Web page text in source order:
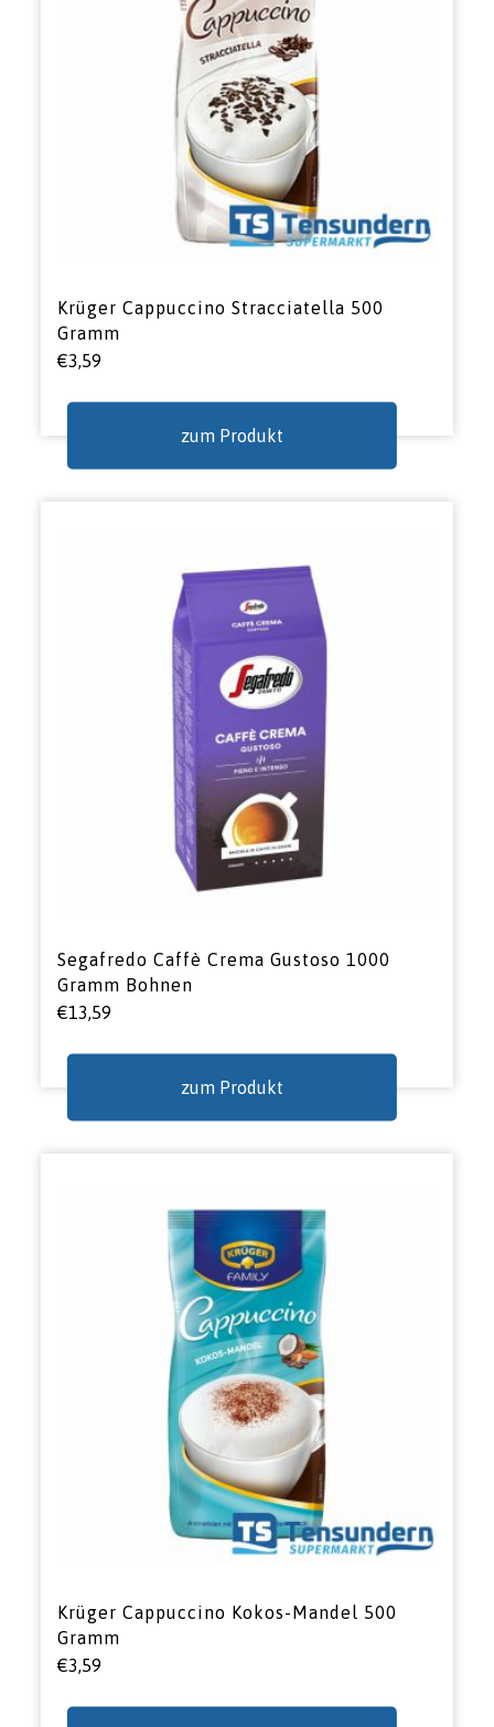
Krüger Cappuccino Stracciatella 500
Gramm
€3,59
zum Produkt
Segafredo Caffè Crema Gustoso 1000
Gramm Bohnen
€13,59
zum Produkt
Krüger Cappuccino Kokos-Mandel 500
Gramm
€3,59